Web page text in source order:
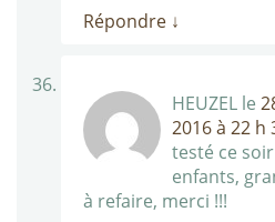
Répondre ↓
HEUZEL le
2016 à 22 h
testé ce
enfants,
à refaire, merci !!!